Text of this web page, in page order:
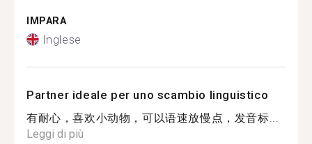
IMPARA
Inglese
Partner ideale per uno scambio linguistico
有耐心，喜欢小动物，可以语速放慢点，发音标...
Leggi di più